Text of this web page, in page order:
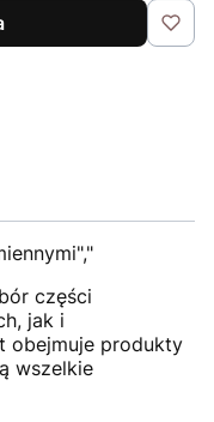
części
jak i
obejmuje produkty
wszelkie